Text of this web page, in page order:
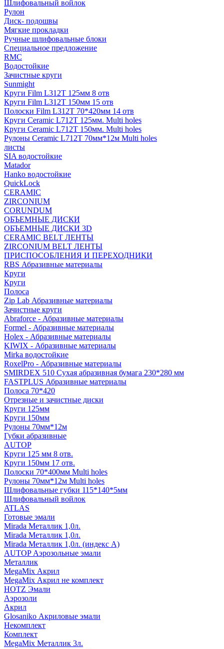
Шлифовальный войлок
Рулон
Диск- подошвы
Мягкие прокладки
Ручные шлифовальные блоки
Специальное предложение
RMC
Водостойкие
Зачистные круги
Sunmight
Круги Film L312T 125мм 8 отв
Круги Film L312T 150мм 15 отв
Полоски Film L312T 70*420мм 14 отв
Круги Ceramic L712T 125мм. Multi holes
Круги Ceramic L712T 150мм. Multi holes
Рулоны Ceramic L712T 70мм*12м Multi holes
листы
SIA водостойкие
Matador
Hanko водостойкие
QuickLock
CERAMIC
ZIRCONIUM
СORUNDUM
ОБЪЕМНЫЕ ДИСКИ
ОБЪЕМНЫЕ ДИСКИ 3D
CERAMIC BELT ЛЕНТЫ
ZIRCONIUM BELT ЛЕНТЫ
ПРИСПОСОБЛЕНИЯ И ПЕРЕХОДНИКИ
RBS Абразивные материалы
Круги
Круги
Полоса
Zip Lab Абразивные материалы
Зачистные круги
Abraforce - Абразивные материалы
Formel - Абразивные материалы
Holex - Абразивные материалы
KIWIX - Абразивные материалы
Mirka водостойкие
RoxelPro - Абразивные материалы
SMIRDEX 510 Сухая абразивная бумага 230*280 мм
FASTPLUS Абразивные материалы
Полоса 70*420
Отрезные и зачистные диски
Круги 125мм
Круги 150мм
Рулоны 70мм*12м
Губки абразивные
AUTOP
Круги 125 мм 8 отв.
Круги 150мм 17 отв.
Полоски 70*400мм Multi holes
Рулоны 70мм*12м Multi holes
Шлифовальные губки 115*140*5мм
Шлифовальный войлок
ATLAS
Готовые эмали
Mirada Металлик 1,0л.
Mirada Металлик 1,0л.
Mirada Металлик 1,0л. (индекс А)
AUTOP Аэрозольные эмали
Металлик
MegaMix Акрил
MegaMix Акрил не комплект
HOTZ Эмали
Аэрозоли
Акрил
Glosaniko Акриловые эмали
Некомплект
Комплект
MegaMix Металлик 3л.